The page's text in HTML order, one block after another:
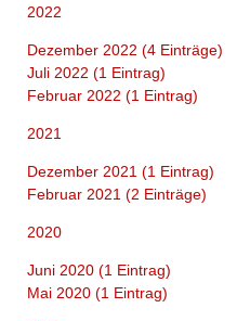
2022
Dezember 2022 (4 Einträge)
Juli 2022 (1 Eintrag)
Februar 2022 (1 Eintrag)
2021
Dezember 2021 (1 Eintrag)
Februar 2021 (2 Einträge)
2020
Juni 2020 (1 Eintrag)
Mai 2020 (1 Eintrag)